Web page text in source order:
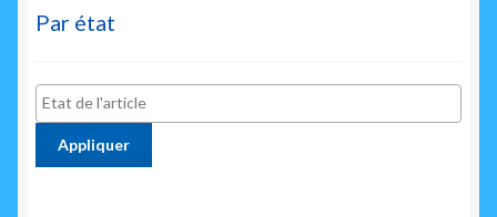
Par état
Appliquer